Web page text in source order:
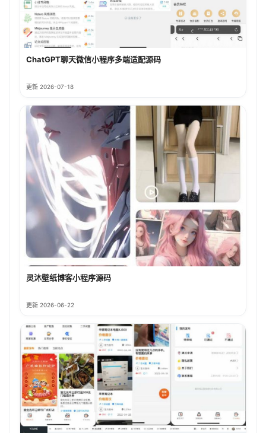
ChatGPT聊天微信小程序多端适配源码
更新 2026-07-18
灵沐壁纸博客小程序源码
更新 2026-06-22